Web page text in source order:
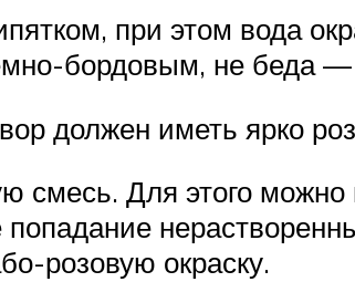
при этом вода
бордовым, не беда —
должен иметь ярко
смесь. Для этого
розовую окраску.